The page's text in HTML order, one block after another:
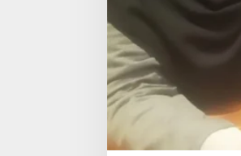
r
D
u
g